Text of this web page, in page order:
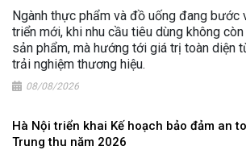
Ngành thực phẩm và đồ uống đang bước
triển mới, khi nhu cầu tiêu dùng không
sản phẩm, mà hướng tới giá trị toàn diện
trải nghiệm thương hiệu.
08/08/2026
Hà Nội triển khai Kế hoạch bảo đảm an
Trung thu năm 2026